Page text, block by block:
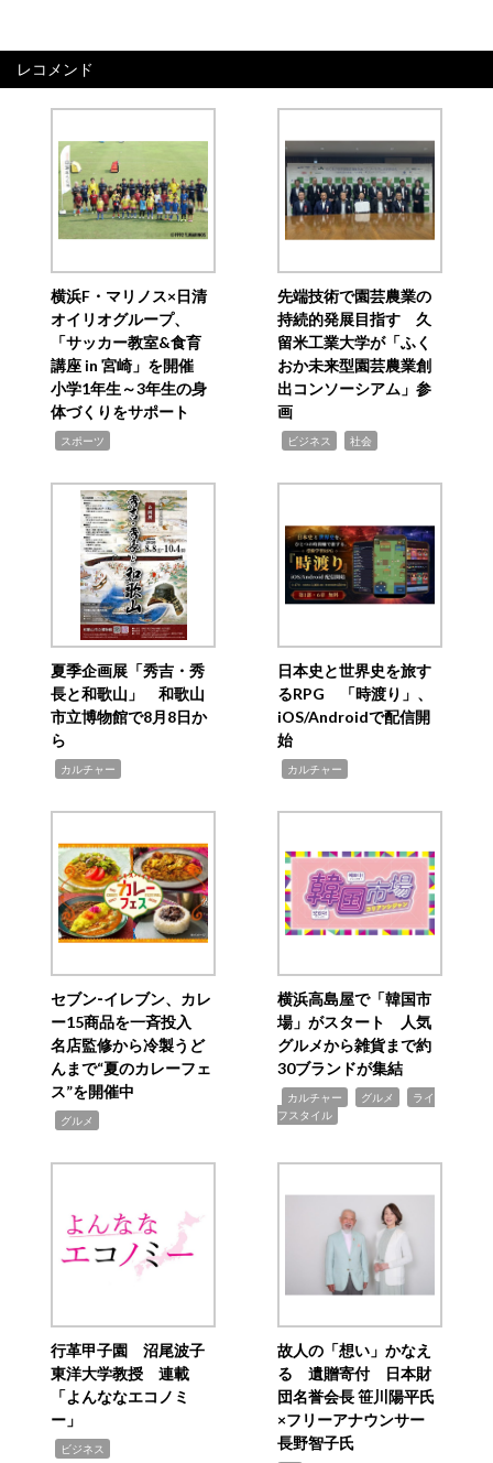
レコメンド
横浜F・マリノス×日清
オイリオグループ、
「サッカー教室&食育
講座 in 宮崎」を開催
小学1年生～3年生の身
体づくりをサポート
スポーツ
先端技術で園芸農業の
持続的発展目指す 久
留米工業大学が「ふく
おか未来型園芸農業創
出コンソーシアム」参
画
ビジネス 社会
夏季企画展「秀吉・秀
長と和歌山」 和歌山
市立博物館で8月8日か
ら
カルチャー
日本史と世界史を旅す
るRPG 「時渡り」、
iOS/Androidで配信開
始
カルチャー
セブン‐イレブン、カレ
ー15商品を一斉投入
名店監修から冷製うど
んまで“夏のカレーフェ
ス”を開催中
グルメ
横浜高島屋で「韓国市
場」がスタート 人気
グルメから雑貨まで約
30ブランドが集結
カルチャー グルメ
ライ
フスタイル
行革甲子園 沼尾波子
東洋大学教授 連載
「よんななエコノミ
ー」
ビジネス
故人の「想い」かなえ
る 遺贈寄付 日本財
団名誉会長 笹川陽平氏
×フリーアナウンサー
長野智子氏